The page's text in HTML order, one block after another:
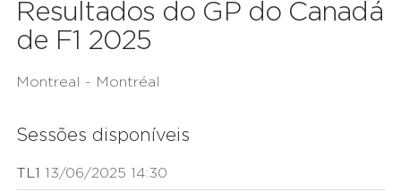
Resultados do GP do Canadá
de F1 2025
Montreal - Montréal
Sessões disponíveis
TL1 13/06/2025 14:30